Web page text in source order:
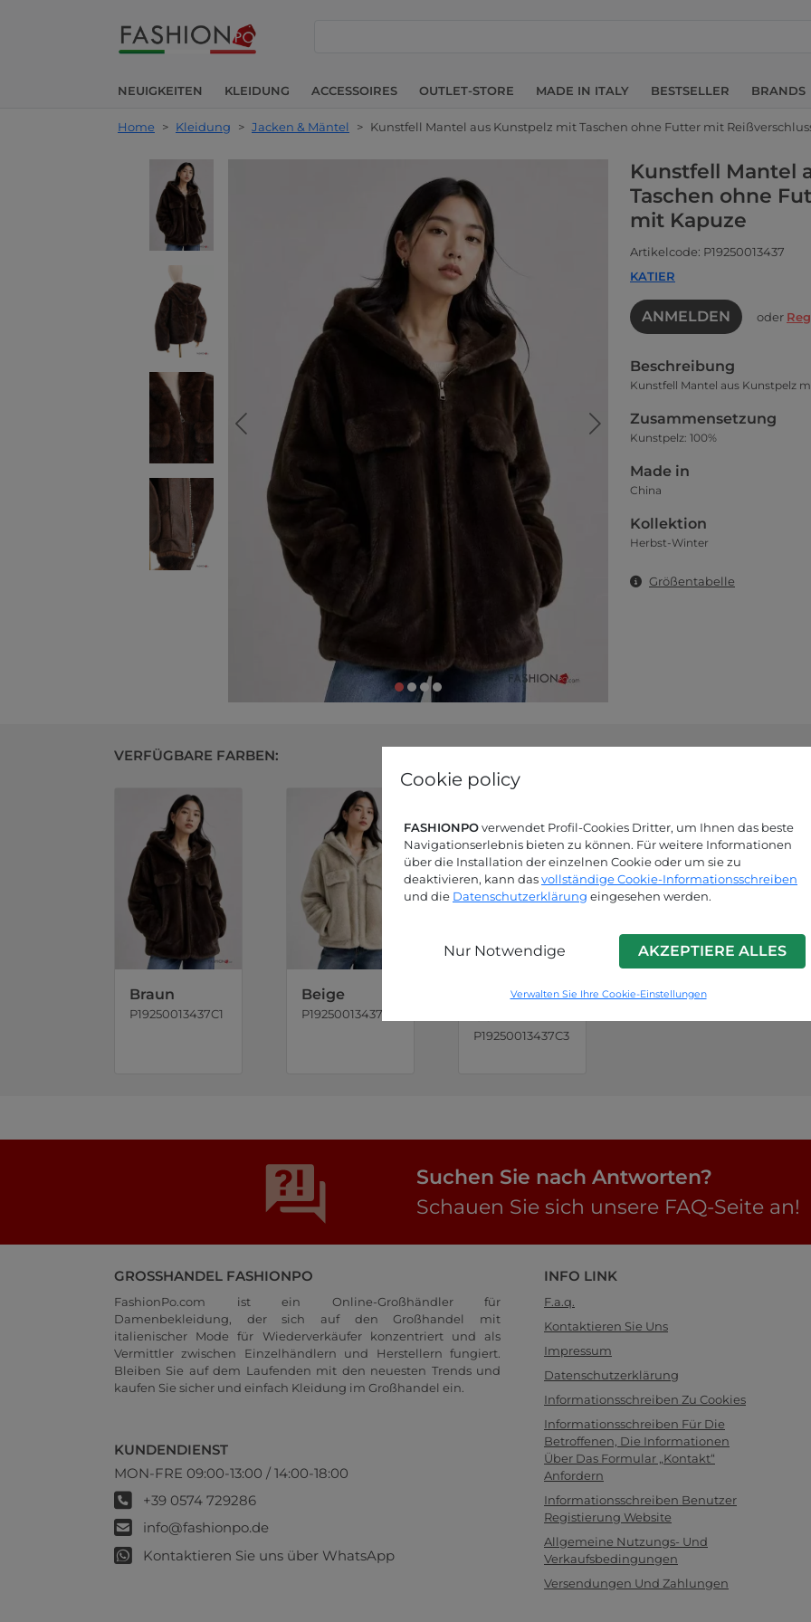
Cookie policy
FASHIONPOverwendet Profil-Cookies Dritter, um Ihnen das beste
Navigationserlebnis bieten zu können. Für weitere Informationen
über die Installation der einzelnen Cookie oder um sie zu
deaktivieren, kann dasvollständige Cookie-Informationsschreiben
und die Datenschutzerklärung eingesehen werden.
Nur Notwendige AKZEPTIERE ALLES
Verwalten Sie Ihre Cookie-Einstellungen
NEUIGKEITEN KLEIDUNG ACCESSOIRES OUTLET-STORE MADE IN ITALY BESTSELLER BRANDS
Home > Kleidung > Jacken & Mäntel > Kunstfell Mantel aus Kunstpelz mit Taschen ohne Futter mit
Kunstfell Mantel
Taschen ohne
mit Kapuze
Artikelcode: P19250013437
KATIER
ANMELDEN oder
Beschreibung
Kunstfell Mantel aus Kunstpelz
Zusammensetzung
Kunstpelz: 100%
Made in
China
Kollektion
Herbst-Winter
Größentabelle
VERFÜGBARE FARBEN:
Braun
P19250013437C1
Beige
P19250013437C2
Schlammfar
P19250013437C3
Suchen Sie nach Antworten?
Schauen Sie sich unsere FAQ-Seite an!
GROSSHANDEL FASHIONPO
FashionPo.com ist ein Online-Großhändler für
Damenbekleidung, der sich auf den Großhandel mit
italienischer Mode für Wiederverkäufer konzentriert und als
Vermittler zwischen Einzelhändlern und Herstellern fungiert.
Bleiben Sie auf dem Laufenden mit den neuesten Trends und
kaufen Sie sicher und einfach Kleidung im Großhandel ein.
KUNDENDIENST
MON-FRE 09:00-13:00 / 14:00-18:00
+39 0574 729286
info@fashionpo.de
Kontaktieren Sie uns über WhatsApp
INFO LINK
F.a.q.
Kontaktieren Sie Uns
Impressum
Datenschutzerklärung
Informationsschreiben Zu Cookies
Informationsschreiben Für Die
Betroffenen, Die Informationen
Über Das Formular „Kontakt“
Anfordern
Informationsschreiben Benutzer
Registierung Website
Allgemeine Nutzungs- Und
Verkaufsbedingungen
Versendungen Und Zahlungen